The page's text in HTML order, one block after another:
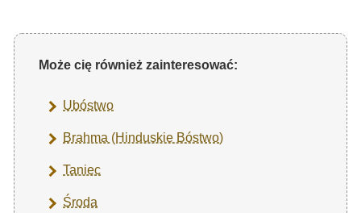
Może cię również zainteresować:
Ubóstwo
Brahma (Hinduskie Bóstwo)
Taniec
Środa